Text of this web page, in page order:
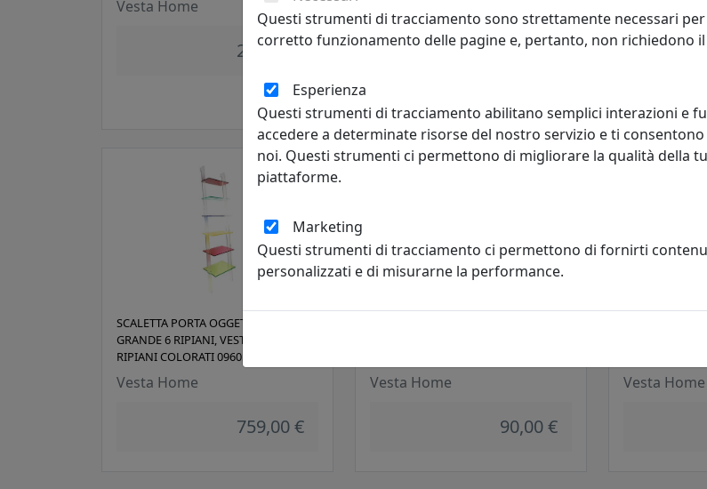
Vesta Home
259,00 €
Vesta Home Vesta Home
SCALETTA PORTA OGGETTI WAY UP
GRANDE 6 RIPIANI, VESTA HOME,
RIPIANI COLORATI 09605-01
Vesta Home
759,00 €
Vesta Home
90,00 €
Vesta Home
Questi strumenti di tracciamento sono strettamente necessari
corretto funzionamento delle pagine e, pertanto, non richiedono
Esperienza
Questi strumenti di tracciamento abilitano semplici interazioni e
accedere a determinate risorse del nostro servizio e ti
noi. Questi strumenti ci permettono di migliorare la qualità della
piattaforme.
Marketing
Questi strumenti di tracciamento ci permettono di fornirti
personalizzati e di misurarne la performance.